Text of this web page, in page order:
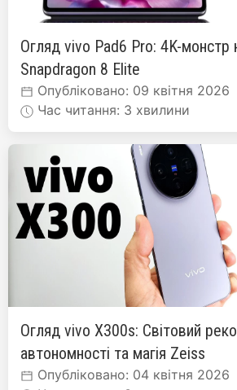
Огляд vivo Pad6 Pro: 4K-монстр
Snapdragon 8 Elite
Опубліковано: 09 квітня 2026
Час читання: 3 хвилини
Огляд vivo X300s: Світовий
автономності та магія Zeiss
Опубліковано: 04 квітня 2026